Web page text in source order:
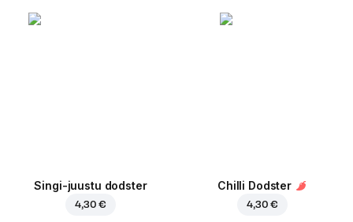
Singi-juustu dodster
4,30 €
Chilli Dodster
4,30 €